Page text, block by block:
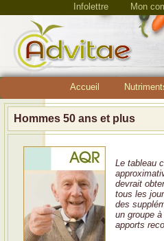
Infolettre Mon
Accueil
Hommes 50 ans et plus
Le tableau
devrait
tous les
des
un groupe
apports